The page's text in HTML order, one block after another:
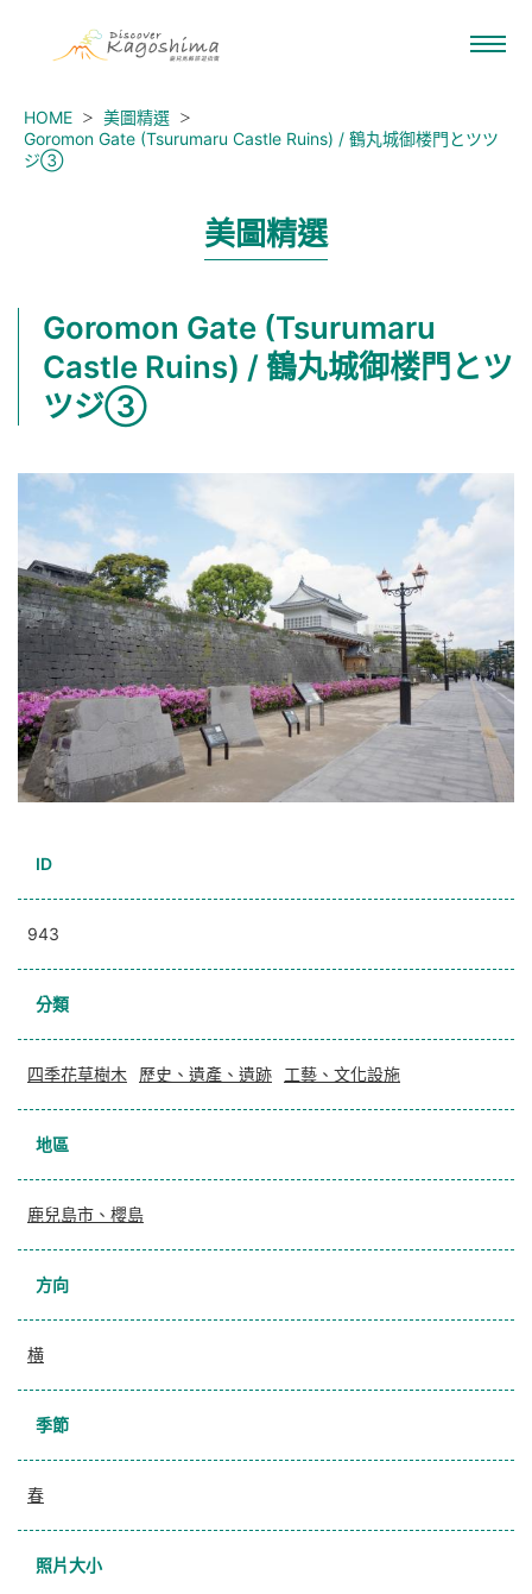
HOME
美圖精選
Goromon Gate (Tsurumaru Castle Ruins) / 鶴丸城御楼門とツツ
ジ③
美圖精選
Goromon Gate (Tsurumaru
Castle Ruins) / 鶴丸城御楼門とツ
ツジ③
ID
943
分類
四季花草樹木 歷史、遺產、遺跡 工藝、文化設施
地區
鹿兒島市、櫻島
方向
横
季節
春
照片大小